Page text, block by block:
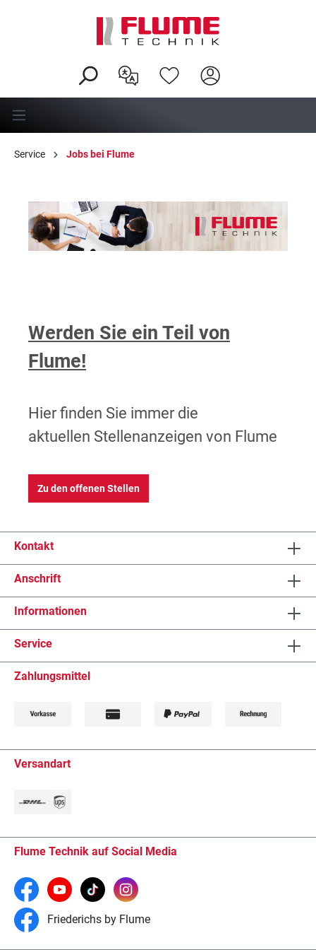
Service Jobs bei Flume
Werden Sie ein Teil von
Flume!
Hier finden Sie immer die
aktuellen Stellenanzeigen von Flume
Zu den offenen Stellen
Kontakt
Anschrift
Informationen
Service
Zahlungsmittel
Versandart
Flume Technik auf Social Media
Friederichs by Flume